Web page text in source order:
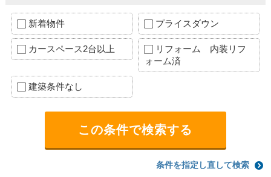
新着物件 プライスダウン
カースペース2台以上
リフォーム 内装リフ
ォーム済
建築条件なし
条件を指定し直して検索